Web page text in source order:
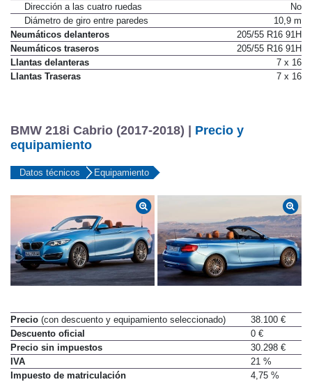
Dirección a las cuatro ruedas
No
Diámetro de giro entre paredes
10,9 m
Neumáticos delanteros
205/55 R16 91H
Neumáticos traseros
205/55 R16 91H
Llantas delanteras
7 x 16
Llantas Traseras
7 x 16
BMW 218i Cabrio (2017-2018) | Precio y
equipamiento
Datos técnicos Equipamiento
Precio (con descuento y equipamiento seleccionado)
38.100 €
Descuento oficial
0 €
Precio sin impuestos
30.298 €
IVA
21 %
Impuesto de matriculación
4,75 %